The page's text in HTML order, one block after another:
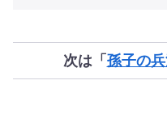
次は「 孫子の